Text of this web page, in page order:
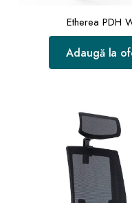
Etherea PDH
Adaugă la